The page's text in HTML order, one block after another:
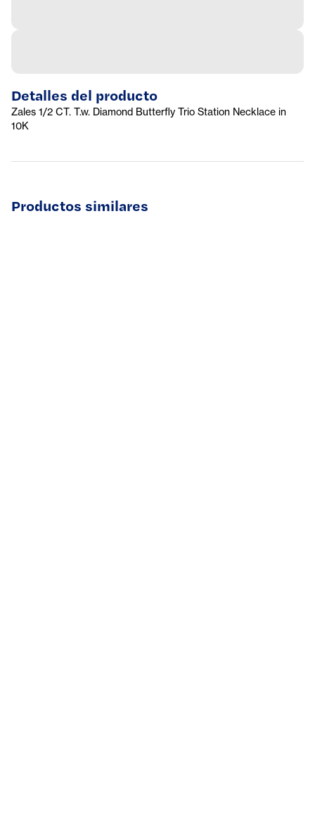
Detalles del producto
Zales 1/2 CT. T.w. Diamond Butterfly Trio Station Necklace in
10K
Productos similares